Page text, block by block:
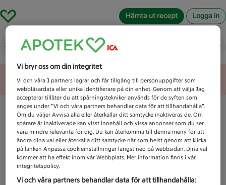
Hämta ut recept Logga in
Vad letar du efter idag?
Unknown error
Vi bryr oss om din integritet
Vi och våra1 partners lagrar och får tillgång till personuppgifter som
webbläsardata eller unika identifierare på din enhet. Genom att välja Jag
accepterar tillåter du att spårningstekniker används för de syften som
anges under ”Vi och våra partners behandlar data för att tillhandahålla”.
Om du väljer Avvisa alla eller återkallar ditt samtycke inaktiveras de. Om
spårare är inaktiverade kan visst innehåll och vissa annonser som du ser
vara mindre relevanta för dig. Du kan återkomma till denna meny för att
ändra dina val eller återkalla ditt samtycke när som helst genom att klicka
på länken Anpassa cookieinställningar längst ned på webbsidan. Dina val
kommer att ha effekt inom vår Webbplats. Mer information finns i vår
integritetspolicy.
Vi och våra partners behandlar data för att tillhandahålla: